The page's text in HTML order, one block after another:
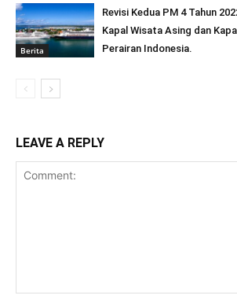
Berita
Revisi Kedua PM 4 Tahun
Kapal Wisata Asing dan
Perairan Indonesia.
LEAVE A REPLY